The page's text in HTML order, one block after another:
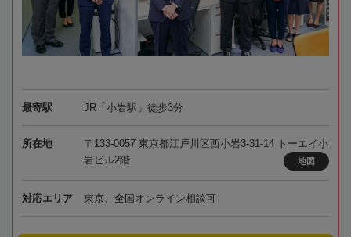
最寄駅 JR「小岩駅」徒歩3分
所在地
〒133-0057 東京都江戸川区西小岩3-31-14 トーエイ小
岩ビル2階
地図
対応エリア 東京、全国オンライン相談可